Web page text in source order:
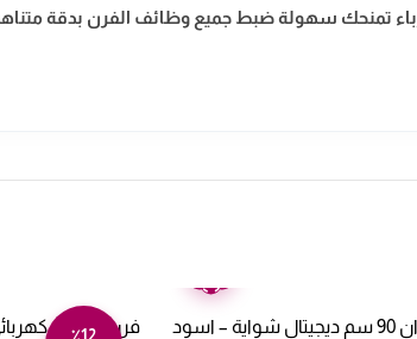
الرقمية باللمس بفرن كتشن لاين بلت ان 60 سم كهرباء تمنحك سهولة ضبط
فرن غاز البا بلت ان 90 سم ديجيتال شواية – اسود
٪12